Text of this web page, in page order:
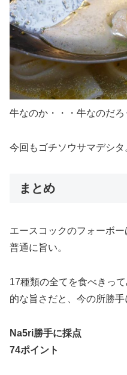
牛なのか・・・牛なのだろ
今回もゴチソウサマデシタ
まとめ
エースコックのフォーボー
普通に旨い。
17種類の全てを食べきっ
的な旨さだと、今の所勝手
Na5ri勝手に採点
74ポイント